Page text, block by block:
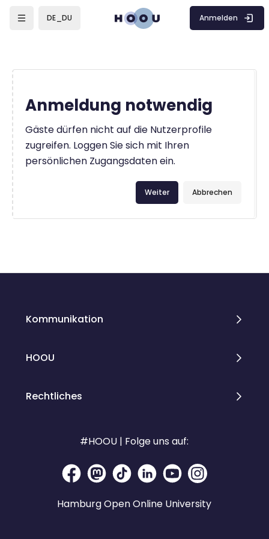
DE_DU Anmelden
Anmeldung notwendig
Gäste dürfen nicht auf die Nutzerprofile
zugreifen. Loggen Sie sich mit Ihren
persönlichen Zugangsdaten ein.
Abbrechen
Weiter
Kommunikation
HOOU
Rechtliches
#HOOU | Folge uns auf:
Hamburg Open Online University